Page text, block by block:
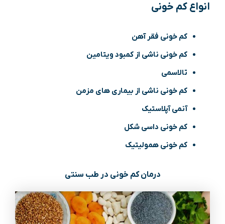
انواع کم خونی
کم‌ خونی فقر آهن
کم‌ خونی ناشی از کمبود ویتامین
تالاسمی
کم‌ خونی ناشی از بیماری ‌های مزمن
آنمی آپلاستیک
کم‌ خونی داسی ‌شکل
کم‌ خونی همولیتیک
درمان کم خونی در طب سنتی